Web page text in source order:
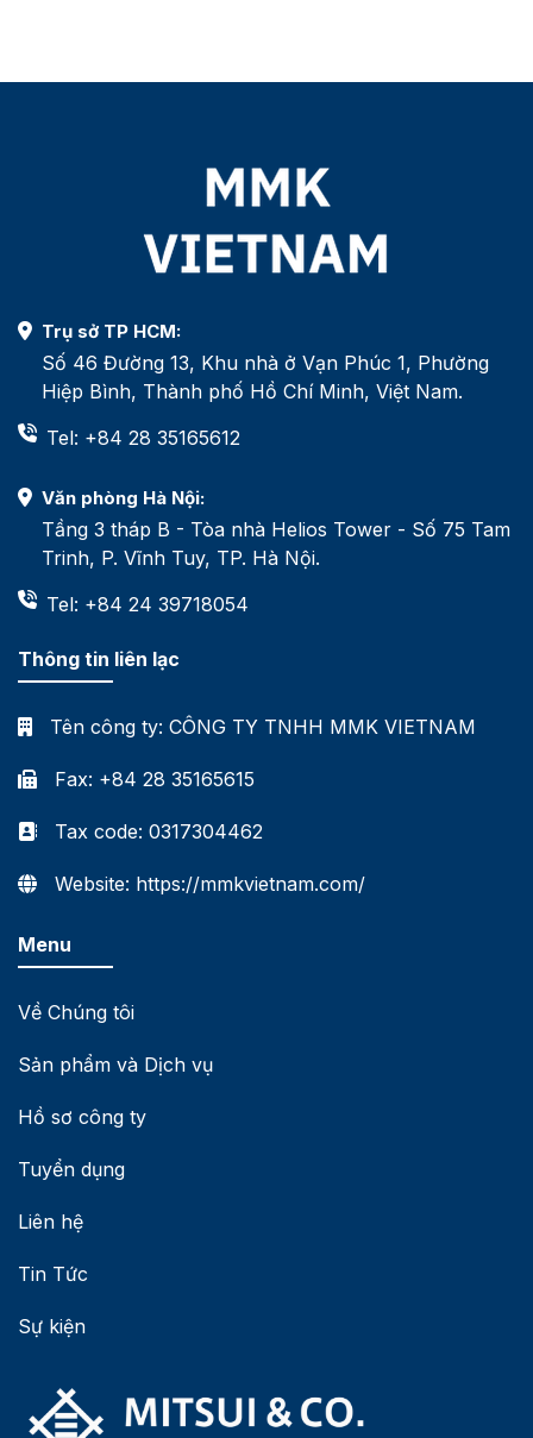
Trụ sở TP HCM:
Số 46 Đường 13, Khu nhà ở Vạn Phúc 1, Phường
Hiệp Bình, Thành phố Hồ Chí Minh, Việt Nam.
Tel: +84 28 35165612
Văn phòng Hà Nội:
Tầng 3 tháp B - Tòa nhà Helios Tower - Số 75 Tam
Trinh, P. Vĩnh Tuy, TP. Hà Nội.
Tel: +84 24 39718054
Thông tin liên lạc
Tên công ty: CÔNG TY TNHH MMK VIETNAM
Fax: +84 28 35165615
Tax code: 0317304462
Website: https://mmkvietnam.com/
Menu
Về Chúng tôi
Sản phẩm và Dịch vụ
Hồ sơ công ty
Tuyển dụng
Liên hệ
Tin Tức
Sự kiện